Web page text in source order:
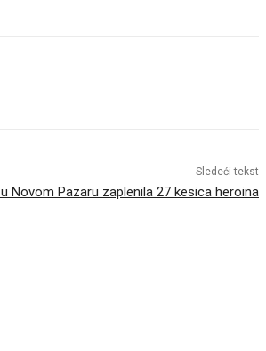
Sledeći tekst
Novom Pazaru zaplenila 27 kesica heroina